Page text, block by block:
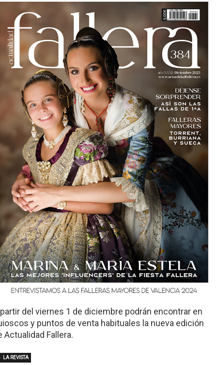
del viernes 1 de diciembre podrán encontrar en
y puntos de venta habituales la nueva edición
Actualidad Fallera.
LA REVISTA